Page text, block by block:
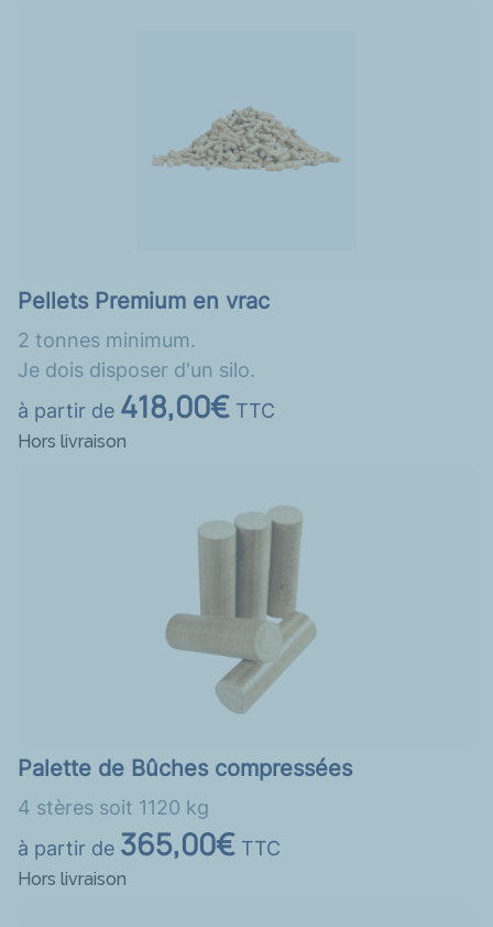
Pellets Premium en vrac
2 tonnes minimum.
Je dois disposer d'un silo.
à partir de 418,00€ TTC
Hors livraison
Palette de Bûches compressées
4 stères soit 1120 kg
à partir de 365,00€ TTC
Hors livraison